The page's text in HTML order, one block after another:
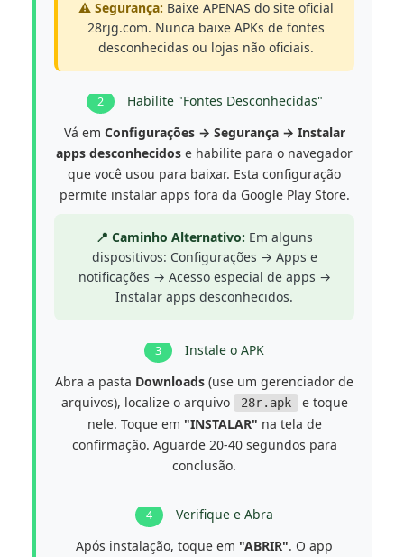
⚠️ Segurança: Baixe APENAS do site oficial
28rjg.com. Nunca baixe APKs de fontes
desconhecidas ou lojas não oficiais.
2
Habilite "Fontes Desconhecidas"
Vá em Configurações → Segurança → Instalar
apps desconhecidos e habilite para o navegador
que você usou para baixar. Esta configuração
permite instalar apps fora da Google Play Store.
📍 Caminho Alternativo: Em alguns
dispositivos: Configurações → Apps e
notificações → Acesso especial de apps →
Instalar apps desconhecidos.
3
Instale o APK
Abra a pasta Downloads (use um gerenciador de
arquivos), localize o arquivo
28r.apk
e toque
nele. Toque em "INSTALAR" na tela de
confirmação. Aguarde 20-40 segundos para
conclusão.
4
Verifique e Abra
Após instalação, toque em "ABRIR". O app